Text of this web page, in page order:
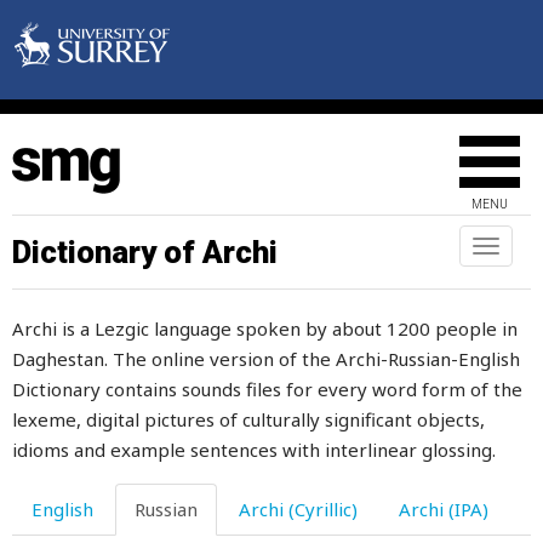
MENU
Toggle
Dictionary of Archi
Archi is a Lezgic language spoken by about 1200 people in
Daghestan. The online version of the Archi-Russian-English
Dictionary contains sounds files for every word form of the
lexeme, digital pictures of culturally significant objects,
idioms and example sentences with interlinear glossing.
English Russian Archi (Cyrillic) Archi (IPA)
байка
балкон
балхар
банка
баня
барабан
баранина